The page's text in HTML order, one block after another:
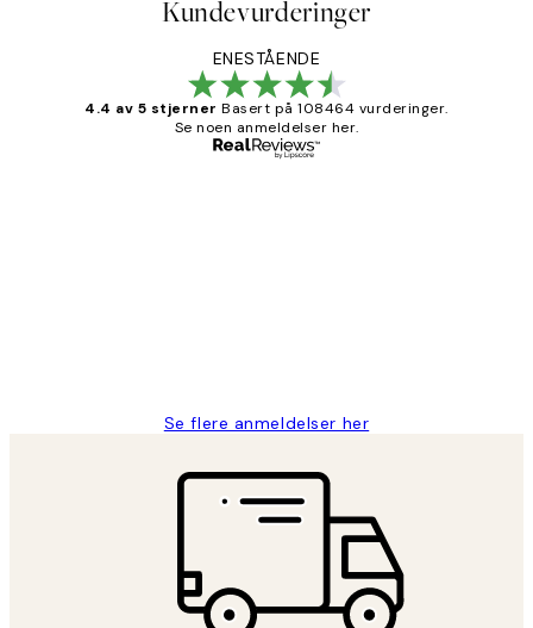
Kundevurderinger
ENESTÅENDE
4.4 av 5 stjerner Basert på 108464 vurderinger.
Se noen anmeldelser her.
Se flere anmeldelser her